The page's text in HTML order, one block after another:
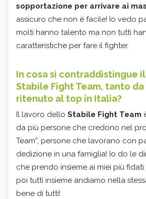
sopportazione per arrivare ai
assicuro che non è facile! Io vedo
molti hanno talento ma non tutti
caratteristiche per fare il fighter.
In cosa si contraddistingue
Stabile Fight Team, tanto da
ritenuto al top in Italia?
Il lavoro dello Stabile Fight Team
da più persone che credono nel
Team”, persone che lavorano con
dedizione in una famiglia! Io do le
che prendo insieme ai miei più
poi tutti insieme andiamo nella
bene di tutti!